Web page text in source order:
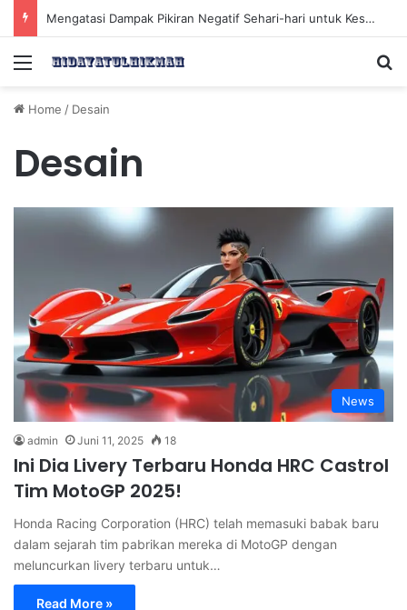
Mengatasi Dampak Pikiran Negatif Sehari-hari untuk Kesehatan Mental yang Lebih Baik
Menu
Home / Desain
Desain
News
admin Juni 11, 2025 18
Ini Dia Livery Terbaru Honda HRC Castrol
Tim MotoGP 2025!
Honda Racing Corporation (HRC) telah memasuki babak baru
dalam sejarah tim pabrikan mereka di MotoGP dengan
meluncurkan livery terbaru untuk…
Read More »